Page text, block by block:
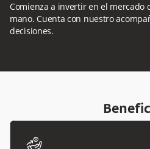
Comienza a invertir en el mercado
mano. Cuenta con nuestro
decisiones.
hand-investment